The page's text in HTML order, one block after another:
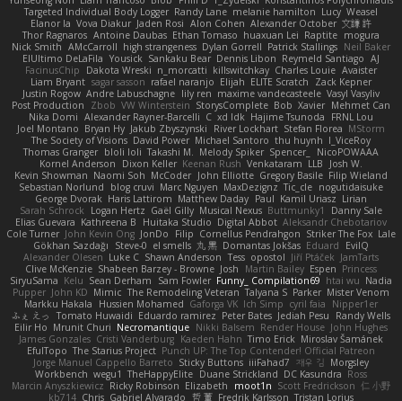
Targeted Individual Body Logger Randy Lane melanie hamilton Lucy Weasel
Elanor la Vova Diakur Jaden Rosi Alon Cohen Alexander October 文謙 許
Thor Ragnaros Antoine Daubas Ethan Tomaso huaxuan Lei Raptite mogura
Nick Smith AMcCarroll high strangeness Dylan Gorrell Patrick Stallings Neil Baker
ElUltimo DeLaFila Yousick Sankaku Bear Dennis Libon Reymeld Santiago AJ
FacinusChip
Dakota Wreski n_morcatti killswitchkay Charles Louie Avaister
Liam Bryant sagar sasson rafael naranjo Elijah ELITE Scratch
Zack Kepner
Justin Rogow Andre Labuschagne lily ren maxime vandecasteele Vasyl Vasyliv
Post Production
Zbob VW Winterstein StorysComplete Bob Xavier Mehmet Can
Nika Domi Alexander Rayner-Barcelli C xd Idk Hajime Tsunoda
FRNL Lou
Joel Montano Bryan Hy Jakub Zbyszynski River Lockhart Stefan Florea MStorm
The Society of Visions David Power Michael Santoro thu huynh I_ViceRoy
Thomas Granger bloli loli Takashi M. Melody Spiker Spencer_
NicoPOWAAA
Kornel Anderson
Dixon Keller Keenan Rush Venkataram LLB
Josh W.
Kevin Showman Naomi Soh McCoder John Elliotte Gregory Basile Filip Wieland
Sebastian Norlund
blog cruvi Marc Nguyen MaxDezignz Tic_cle nogutidaisuke
George Dvorak Haris Lattirom Matthew Daday Paul Kamil Uriasz Lirian
Sarah Schrock
Logan Hertz Gaël Gilly Musical Nexus Buttmunky1
Danny Sale
Elias Guevara Kathreena B Huitaka Studio Digital Abbot Aleksandr Chebotariov
Cole Turner John Kevin Ong JonDo Filip Cornellus Pendrahgon Striker The Fox Lale
Gökhan Sazdağı
Steve-0 el smells 丸 黒 Domantas Jokšas Eduard
EvilQ
Alexander Olesen Luke C Shawn Anderson Tess opostol Jiří Ptáček JamTarts
Clive McKenzie Shabeen Barzey - Browne Josh Martin Bailey Espen Princess
SiryuSama Kelu Sean Derham Sam Fowler Funny_ Compilation69 htai wu Nadia
Pupper John KD Mimic The Remodeling Veteran Talyana S Parker Mister Venom
Markku Hakala
Hussien Mohamed Gaforga VK Ich Simp cyril faia
Nipper1er
ふぇ えっ
Tomato Huwaidi Eduardo ramirez Peter Bates Jediah Pesu
Randy Wells
Eilir Ho Mrunit Churi Necromantique Nikki Balsem Render House John Hughes
James Gonzales Cristi Vanderburg Kaeden Hahn Timo Erick Miroslav Šamánek
EfulTopo The Starius Project Punch UP: The Top Contender! Official Patreon
Jorge Manuel Cappello Barreto Sticky Buttons iiiFahad7 재우 김
Morgsley
Workbench wegu1 TheHappyElite Duane Strickland DC Kasundra Ross
Marcin Anyszkiewicz Ricky Robinson Elizabeth moot1n Scott Fredrickson 仁 小野
kb714 Chris Gabriel Alvarado 哲 董 Fredrik Karlsson Tristan Lorius